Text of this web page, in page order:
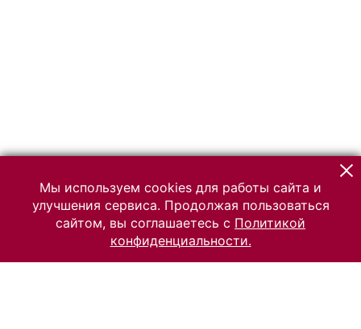
Мы используем cookies для работы сайта и
улучшения сервиса. Продолжая пользоваться
сайтом, вы соглашаетесь с Политикой
конфиденциальности.